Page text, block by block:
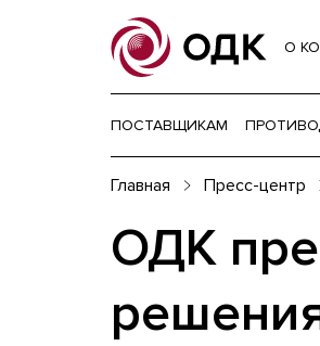
О
ПОСТАВЩИКАМ
Главная Пресс-центр
ОДК